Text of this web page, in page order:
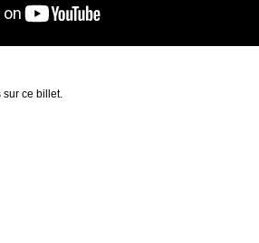
sur ce billet.